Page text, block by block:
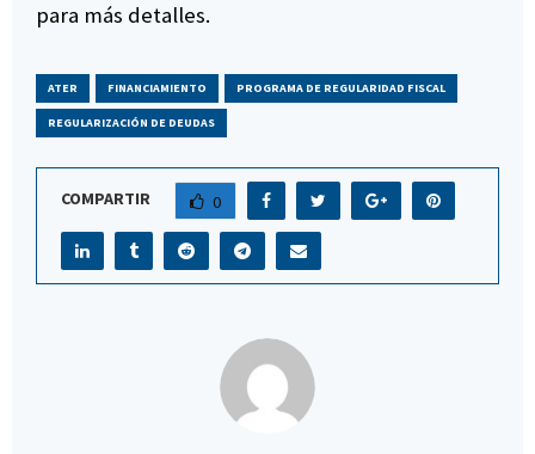
para más detalles.
ATER FINANCIAMIENTO PROGRAMA DE REGULARIDAD FISCAL
REGULARIZACIÓN DE DEUDAS
COMPARTIR 0